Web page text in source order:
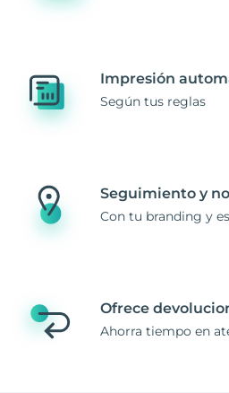
Impresión
Según tus reglas
Seguimiento y
Con tu branding y
Ofrece
Ahorra tiempo en